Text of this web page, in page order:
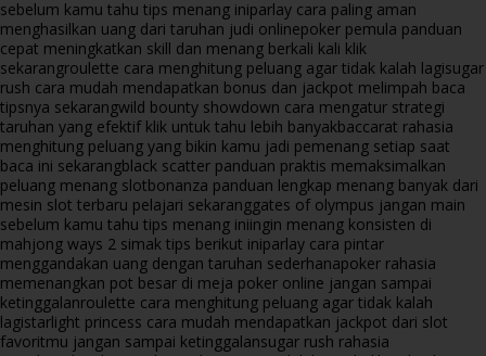
sebelum kamu tahu tips menang iniparlay cara paling aman
menghasilkan uang dari taruhan judi onlinepoker pemula panduan
cepat meningkatkan skill dan menang berkali kali klik
sekarangroulette cara menghitung peluang agar tidak kalah lagisugar
rush cara mudah mendapatkan bonus dan jackpot melimpah baca
tipsnya sekarangwild bounty showdown cara mengatur strategi
taruhan yang efektif klik untuk tahu lebih banyakbaccarat rahasia
menghitung peluang yang bikin kamu jadi pemenang setiap saat
baca ini sekarangblack scatter panduan praktis memaksimalkan
peluang menang slotbonanza panduan lengkap menang banyak dari
mesin slot terbaru pelajari sekaranggates of olympus jangan main
sebelum kamu tahu tips menang iniingin menang konsisten di
mahjong ways 2 simak tips berikut iniparlay cara pintar
menggandakan uang dengan taruhan sederhanapoker rahasia
memenangkan pot besar di meja poker online jangan sampai
ketinggalanroulette cara menghitung peluang agar tidak kalah
lagistarlight princess cara mudah mendapatkan jackpot dari slot
favoritmu jangan sampai ketinggalansugar rush rahasia